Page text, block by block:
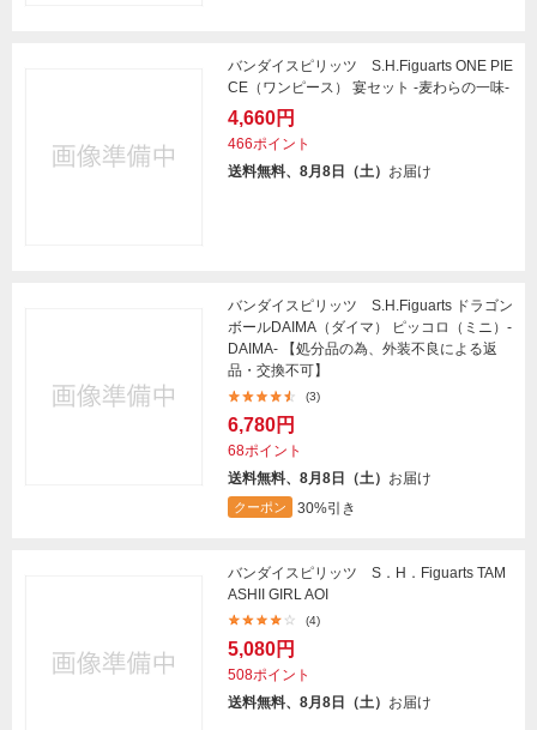
バンダイスピリッツ S.H.Figuarts ONE PIE
CE（ワンピース） 宴セット -麦わらの一味-
4,660円
466ポイント
送料無料、8月8日（土） お届け
バンダイスピリッツ S.H.Figuarts ドラゴン
ボールDAIMA（ダイマ） ピッコロ（ミニ）-
DAIMA- 【処分品の為、外装不良による返
品・交換不可】
(3)
6,780円
68ポイント
送料無料、8月8日（土） お届け
クーポン 30%引き
バンダイスピリッツ S．H．Figuarts TAM
ASHII GIRL AOI
(4)
5,080円
508ポイント
送料無料、8月8日（土） お届け